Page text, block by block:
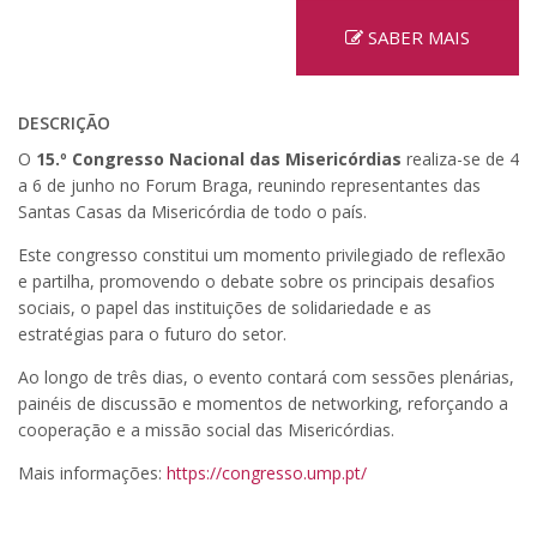
SABER MAIS
DESCRIÇÃO
O 15.º Congresso Nacional das Misericórdias realiza-se de 4
a 6 de junho no Forum Braga, reunindo representantes das
Santas Casas da Misericórdia de todo o país.
Este congresso constitui um momento privilegiado de reflexão
e partilha, promovendo o debate sobre os principais desafios
sociais, o papel das instituições de solidariedade e as
estratégias para o futuro do setor.
Ao longo de três dias, o evento contará com sessões plenárias,
painéis de discussão e momentos de networking, reforçando a
cooperação e a missão social das Misericórdias.
Mais informações: https://congresso.ump.pt/